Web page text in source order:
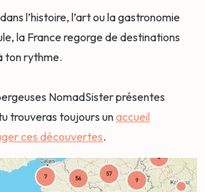
l’histoire, l’art ou la gastronomie
la France regorge de destinations
ton rythme.
NomadSister présentes
trouveras toujours unaccueil
ces découvertes.